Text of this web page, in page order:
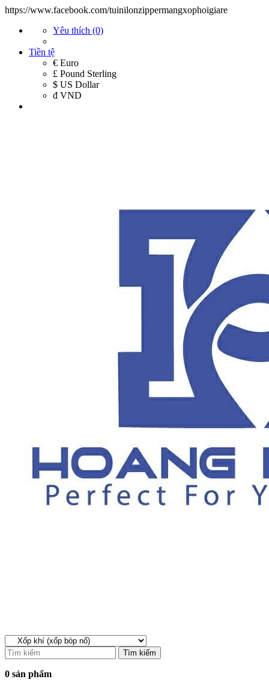
https://www.facebook.com/tuinilonzippermangxophoigiare
Yêu thích (0)
Tiền tệ
€ Euro
£ Pound Sterling
$ US Dollar
đ VND
Tìm kiếm
0 sản phẩm